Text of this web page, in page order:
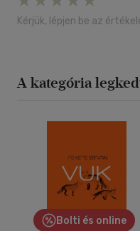
Kérjük, lépjen be az
A kategória
Bolti és online